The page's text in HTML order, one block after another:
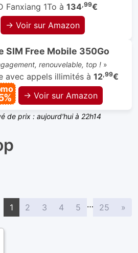
Fanxiang 1To à 134,99€
→ Voir sur Amazon
SIM Free Mobile 350Go
renouvelable, top !»
avec appels illimités à 12,99€
→ Voir sur Amazon
de prix : aujourd'hui à 22h14
1 2 3 4 5 … 25 »